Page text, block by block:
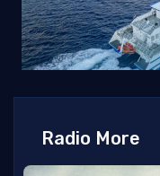
Radio More